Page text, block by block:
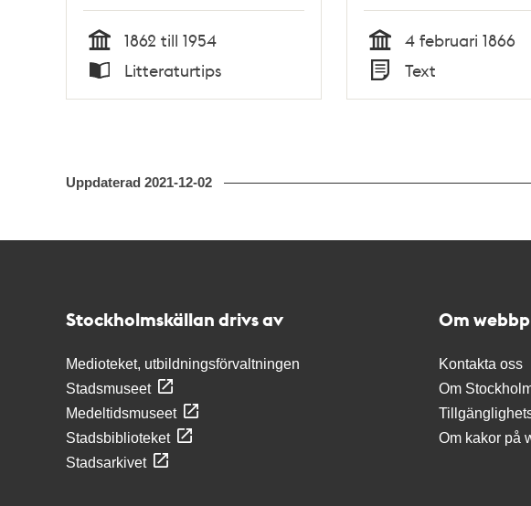
Tid
1862 till 1954
Litteraturtips Tid
4 februari 1866
Text
Uppdaterad 2021-12-02
Stockholmskällan drivs av
Medioteket, utbildningsförvaltningen
Stadsmuseet
Medeltidsmuseet
Stadsbiblioteket
Stadsarkivet
Om
Kontakta oss
Om
Om kakor på